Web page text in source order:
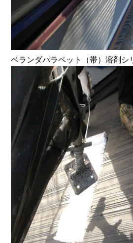
ベランダパラペット（帯）溶剤シ